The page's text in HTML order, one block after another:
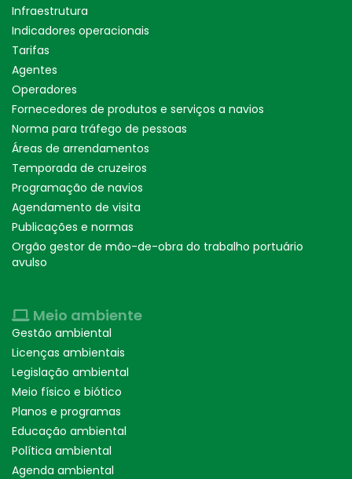
Infraestrutura
Indicadores operacionais
Tarifas
Agentes
Operadores
Fornecedores de produtos e serviços a navios
Norma para tráfego de pessoas
Áreas de arrendamentos
Temporada de cruzeiros
Programação de navios
Agendamento de visita
Publicações e normas
Orgão gestor de mão-de-obra do trabalho portuário
avulso
Meio ambiente
Gestão ambiental
Licenças ambientais
Legislação ambiental
Meio físico e biótico
Planos e programas
Educação ambiental
Política ambiental
Agenda ambiental